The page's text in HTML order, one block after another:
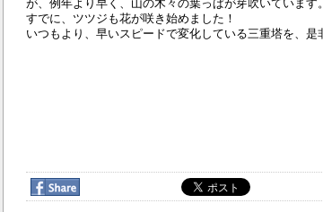
が、例年より早く、山の木々の葉っぱが芽吹いています。
すでに、ツツジも花が咲き始めました！
いつもより、早いスピードで変化している三重塔を、是